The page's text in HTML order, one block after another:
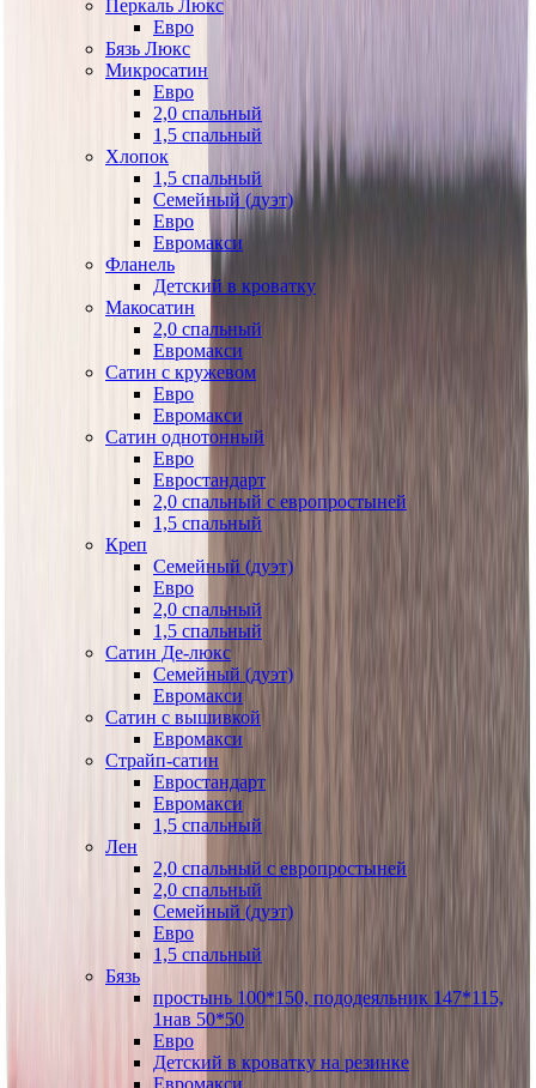
Перкаль Люкс
Евро
Бязь Люкс
Микросатин
Евро
2,0 спальный
1,5 спальный
Хлопок
1,5 спальный
Семейный (дуэт)
Евро
Евромакси
Фланель
Детский в кроватку
Макосатин
2,0 спальный
Евромакси
Сатин с кружевом
Евро
Евромакси
Сатин однотонный
Евро
Евростандарт
2,0 спальный с европростыней
1,5 спальный
Креп
Семейный (дуэт)
Евро
2,0 спальный
1,5 спальный
Сатин Де-люкс
Семейный (дуэт)
Евромакси
Сатин с вышивкой
Евромакси
Страйп-сатин
Евростандарт
Евромакси
1,5 спальный
Лен
2,0 спальный с европростыней
2,0 спальный
Семейный (дуэт)
Евро
1,5 спальный
Бязь
простынь 100*150, пододеяльник 147*115,
1нав 50*50
Евро
Детский в кроватку на резинке
Евромакси